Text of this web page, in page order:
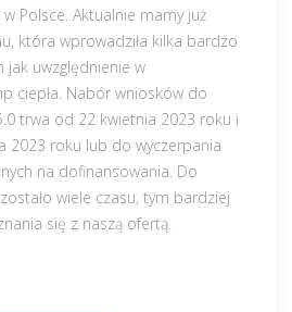
w Polsce. Aktualnie mamy już
która wprowadziła kilka bardzo
jak uwzględnienie w
ciepła. Nabór wniosków do
trwa od 22 kwietnia 2023 roku i
2023 roku lub do wyczerpania
na dofinansowania. Do
wiele czasu, tym bardziej
się z naszą ofertą.